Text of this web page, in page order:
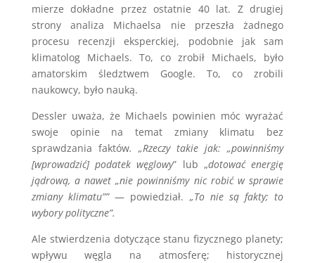
mierze dokładne przez ostatnie 40 lat. Z drugiej
strony analiza Michaelsa nie przeszła żadnego
procesu recenzji eksperckiej, podobnie jak sam
klimatolog Michaels. To, co zrobił Michaels, było
amatorskim śledztwem Google. To, co zrobili
naukowcy, było nauką.
Dessler uważa, że ​​Michaels powinien móc wyrażać
swoje opinie na temat zmiany klimatu bez
sprawdzania faktów. „Rzeczy takie jak: „powinniśmy
[wprowadzić] podatek węglowy” lub „dotować energię
jądrową, a nawet „nie powinniśmy nic robić w sprawie
zmiany klimatu””— powiedział. „To nie są fakty; to
wybory polityczne”.
Ale stwierdzenia dotyczące stanu fizycznego planety;
wpływu węgla na atmosferę; historycznej